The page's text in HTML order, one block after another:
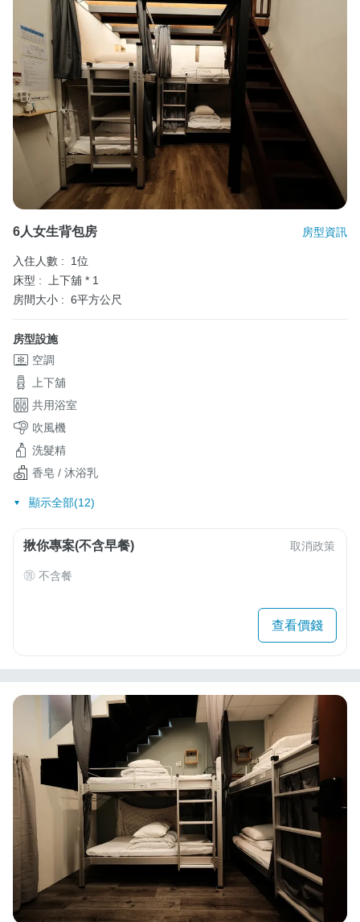
6人女生背包房 房型資訊
入住人數 :
1位
床型 :
上下舖 * 1
房間大小 : 6平方公尺
房型設施
空調
上下舖
共用浴室
吹風機
洗髮精
香皂 / 沐浴乳
顯示全部(12)
揪你專案(不含早餐) 取消政策
不含餐
查看價錢